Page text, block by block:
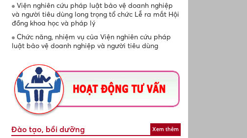
Viện nghiên cứu pháp luật bảo vệ doanh nghiệp
và người tiêu dùng long trọng tổ chức Lễ ra mắt Hội
đồng khoa học và pháp lý
Chức năng, nhiệm vụ của Viện nghiên cứu pháp
luật bảo vệ doanh nghiệp và người tiêu dùng
Đào tạo, bồi dưỡng Xem thêm